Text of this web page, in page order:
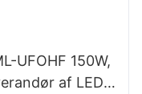
UFOHF 150W,
af LED-